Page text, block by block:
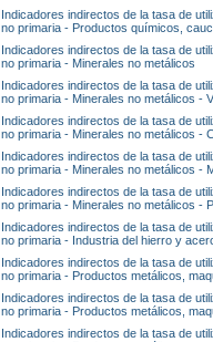
Indicadores indirectos de la tasa de
no primaria - Productos químicos,
Indicadores indirectos de la tasa de
no primaria - Minerales no metálicos
Indicadores indirectos de la tasa de
no primaria - Minerales no metálicos -
Indicadores indirectos de la tasa de
no primaria - Minerales no metálicos -
Indicadores indirectos de la tasa de
no primaria - Minerales no metálicos -
Indicadores indirectos de la tasa de
no primaria - Minerales no metálicos -
Indicadores indirectos de la tasa de
no primaria - Industria del hierro y
Indicadores indirectos de la tasa de
no primaria - Productos metálicos,
Indicadores indirectos de la tasa de
no primaria - Productos metálicos,
Indicadores indirectos de la tasa de